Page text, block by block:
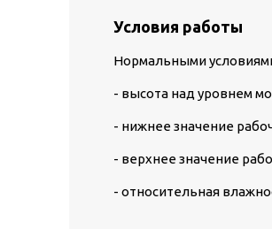
Условия работы
Нормальными
- высота над уровнем
- нижнее значение
- верхнее значение
- относительная